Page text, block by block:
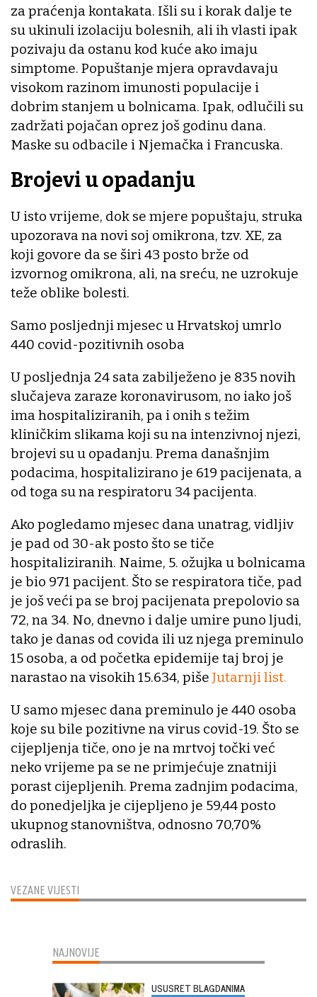
VEZANE VIJESTI
za praćenja kontakata. Išli su i korak dalje te
su ukinuli izolaciju bolesnih, ali ih vlasti ipak
pozivaju da ostanu kod kuće ako imaju
simptome. Popuštanje mjera opravdavaju
visokom razinom imunosti populacije i
dobrim stanjem u bolnicama. Ipak, odlučili su
zadržati pojačan oprez još godinu dana.
Maske su odbacile i Njemačka i Francuska.
Brojevi u opadanju
U isto vrijeme, dok se mjere popuštaju, struka
upozorava na novi soj omikrona, tzv. XE, za
koji govore da se širi 43 posto brže od
izvornog omikrona, ali, na sreću, ne uzrokuje
teže oblike bolesti.
Samo posljednji mjesec u Hrvatskoj umrlo
440 covid-pozitivnih osoba
U posljednja 24 sata zabilježeno je 835 novih
slučajeva zaraze koronavirusom, no iako još
ima hospitaliziranih, pa i onih s težim
kliničkim slikama koji su na intenzivnoj njezi,
brojevi su u opadanju. Prema današnjim
podacima, hospitalizirano je 619 pacijenata, a
od toga su na respiratoru 34 pacijenta.
Ako pogledamo mjesec dana unatrag, vidljiv
je pad od 30-ak posto što se tiče
hospitaliziranih. Naime, 5. ožujka u bolnicama
je bio 971 pacijent. Što se respiratora tiče, pad
je još veći pa se broj pacijenata prepolovio sa
72, na 34. No, dnevno i dalje umire puno ljudi,
tako je danas od covida ili uz njega preminulo
15 osoba, a od početka epidemije taj broj je
narastao na visokih 15.634, piše Jutarnji list.
U samo mjesec dana preminulo je 440 osoba
koje su bile pozitivne na virus covid-19. Što se
cijepljenja tiče, ono je na mrtvoj točki već
neko vrijeme pa se ne primjećuje znatniji
porast cijepljenih. Prema zadnjim podacima,
do ponedjeljka je cijepljeno je 59,44 posto
ukupnog stanovništva, odnosno 70,70%
odraslih.
NAJNOVIJE
USUSRET BLAGDANIMA